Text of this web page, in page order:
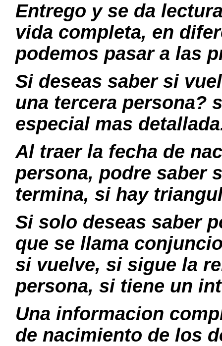
Entrego y se da
vida completa, en
podemos pasar a las
Si deseas saber si
una tercera persona?
especial mas
Al traer la fecha de
persona, podre saber
termina, si hay
Si solo deseas saber
que se llama
si vuelve, si sigue la
persona, si tiene un
Una informacion
de nacimiento de los